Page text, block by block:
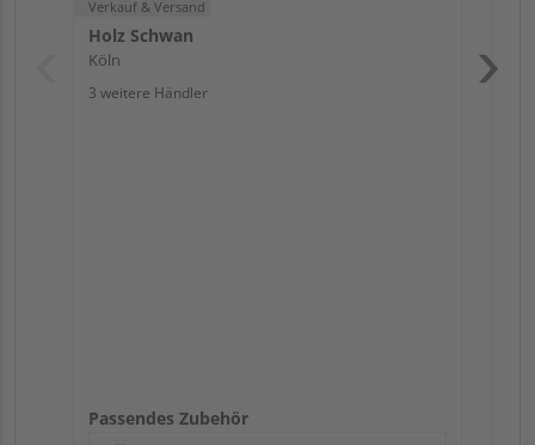
Verkauf & Versand
Holz Schwan
Köln
3 weitere Händler
Passendes Zubehör